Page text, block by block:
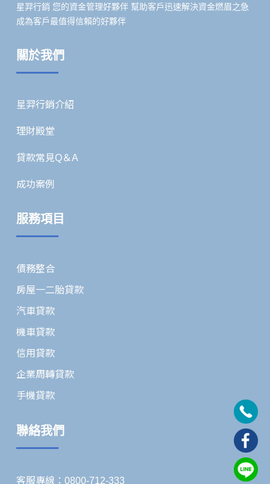
星羿行銷 您的資金管理好夥伴 幫助客戶迅速解決資金燃眉之急
成為客戶最值得信賴的好夥伴
關於我們
星羿行銷介紹
理財殿堂
貸款常見Q＆A
成功案例
服務項目
債務整合
房屋一二胎貸款
汽車貸款
機車貸款
信用貸款
企業周轉貸款
手機貸款
聯絡我們
客服專線：0800-712-333